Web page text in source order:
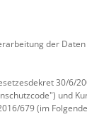
der
30/6/
und
679 (im